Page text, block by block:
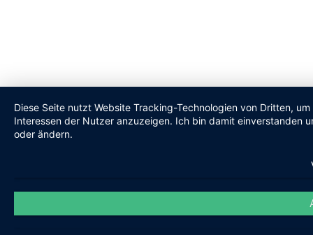
Diese Seite nutzt Website Tracking-Technologien von Dritten,
Interessen der Nutzer anzuzeigen. Ich bin damit einverstanden
oder ändern.